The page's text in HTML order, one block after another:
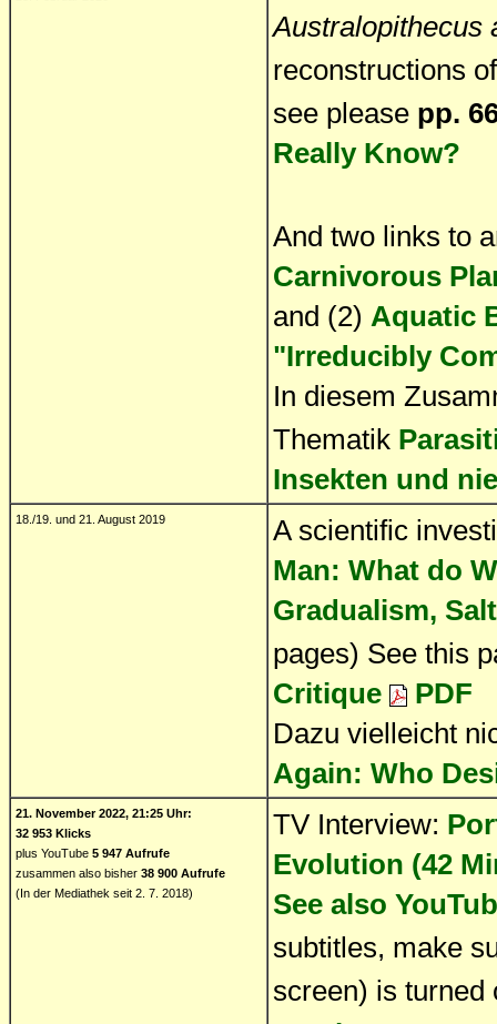
Australopithecus
reconstructions
see please pp.
Really Know?
And two links to
Carnivorous
and (2) Aquatic
"Irreducibly
In diesem
Thematik
Insekten und
18./19. und 21. August 2019
A scientific
Man: What do
Gradualism,
pages) See this
Critique
PDF
Dazu vielleicht
Again: Who
21. November 2022, 21:25 Uhr:
32 953 Klicks
plus YouTube 5 947 Aufrufe
zusammen also bisher 38 900 Aufrufe
(In der Mediathek seit 2. 7. 2018)
TV Interview:
Evolution (42
See also
subtitles, make
screen) is turned